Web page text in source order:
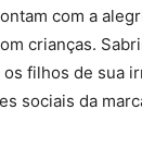
com a
crianças.
filhos de sua
sociais da